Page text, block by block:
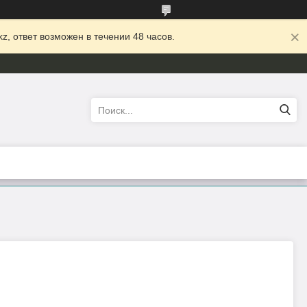
ответ возможен в течении 48 часов.